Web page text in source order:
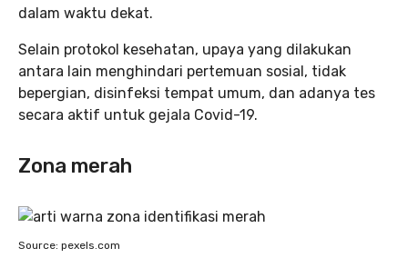
dalam waktu dekat.
Selain protokol kesehatan, upaya yang dilakukan
antara lain menghindari pertemuan sosial, tidak
bepergian, disinfeksi tempat umum, dan adanya tes
secara aktif untuk gejala Covid-19.
Zona merah
Source: pexels.com